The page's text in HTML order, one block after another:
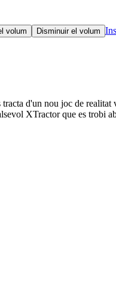
volum Disminuir el volum
d'un nou joc de
XTractor que es trobi